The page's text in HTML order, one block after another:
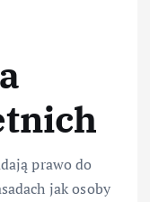
prawo do
jak osoby